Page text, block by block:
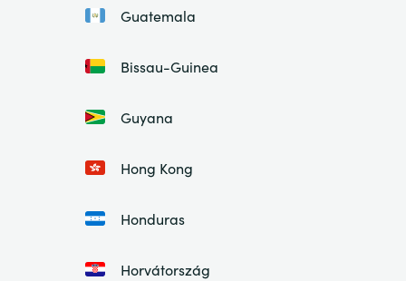
Guatemala
Bissau-Guinea
Guyana
Hong Kong
Honduras
Horvátország